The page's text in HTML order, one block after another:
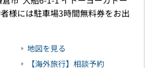
には駐車場3時間無料券をお出
地図を見る
【海外旅行】相談予約